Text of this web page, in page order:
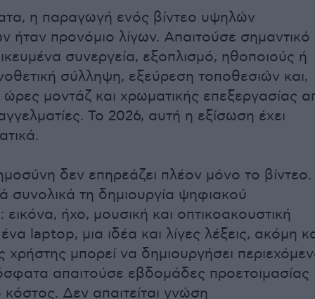
η παραγωγή ενός βίντεο υψηλών
ήταν προνόμιο λίγων. Απαιτούσε σημαντικό
συνεργεία, εξοπλισμό, ηθοποιούς ή
σύλληψη, εξεύρεση τοποθεσιών και,
ώρες μοντάζ και χρωματικής επεξεργασίας
Το 2026, αυτή η εξίσωση έχει
δεν επηρεάζει πλέον μόνο το
συνολικά τη δημιουργία ψηφιακού
εικόνα, ήχο, μουσική και οπτικοακουστική
laptop, μια ιδέα και λίγες λέξεις, ακόμη
χρήστης μπορεί να δημιουργήσει
απαιτούσε εβδομάδες προετοιμασίας
κόστος. Δεν απαιτείται γνώση